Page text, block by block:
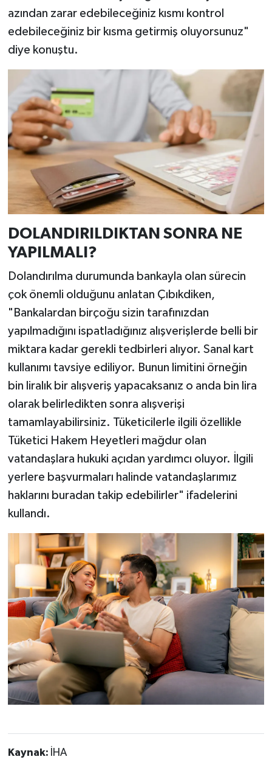
azından zarar edebileceğiniz kısmı kontrol
edebileceğiniz bir kısma getirmiş oluyorsunuz"
diye konuştu.
DOLANDIRILDIKTAN SONRA NE
YAPILMALI?
Dolandırılma durumunda bankayla olan sürecin
çok önemli olduğunu anlatan Çıbıkdiken,
"Bankalardan birçoğu sizin tarafınızdan
yapılmadığını ispatladığınız alışverişlerde belli bir
miktara kadar gerekli tedbirleri alıyor. Sanal kart
kullanımı tavsiye ediliyor. Bunun limitini örneğin
bin liralık bir alışveriş yapacaksanız o anda bin lira
olarak belirledikten sonra alışverişi
tamamlayabilirsiniz. Tüketicilerle ilgili özellikle
Tüketici Hakem Heyetleri mağdur olan
vatandaşlara hukuki açıdan yardımcı oluyor. İlgili
yerlere başvurmaları halinde vatandaşlarımız
haklarını buradan takip edebilirler" ifadelerini
kullandı.
Kaynak: İHA